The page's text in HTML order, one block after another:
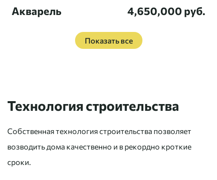
Акварель 4,650,000 руб.
Технология строительства
Собственная технология строительства позволяет
возводить дома качественно и в рекордно кроткие
сроки.